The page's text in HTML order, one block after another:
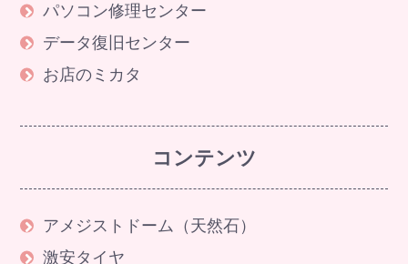
パソコン修理センター
データ復旧センター
お店のミカタ
コンテンツ
アメジストドーム（天然石）
激安タイヤ